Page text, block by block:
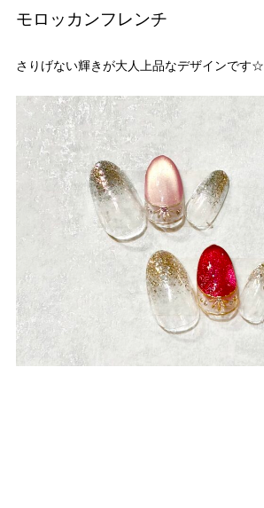
モロッカンフレンチ
さりげない輝きが大人上品なデザインです☆